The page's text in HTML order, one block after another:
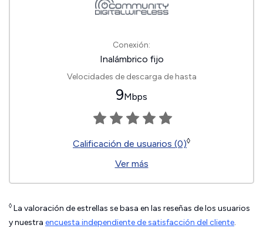
Conexión:
Inalámbrico fijo
Velocidades de descarga de hasta
9Mbps
Calificación de usuarios (0)◊
Ver más
◊ La valoración de estrellas se basa en las reseñas de los usuarios
y nuestra encuesta independiente de satisfacción del cliente.